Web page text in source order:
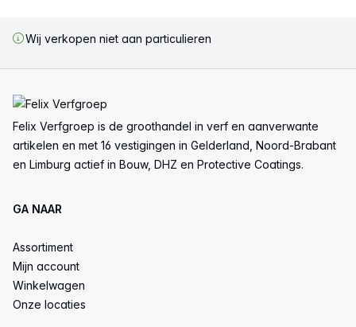
Wij verkopen niet aan particulieren
Felix Verfgroep is de groothandel in verf en aanverwante
artikelen en met 16 vestigingen in Gelderland, Noord-Brabant
en Limburg actief in Bouw, DHZ en Protective Coatings.
GA NAAR
Assortiment
Mijn account
Winkelwagen
Onze locaties